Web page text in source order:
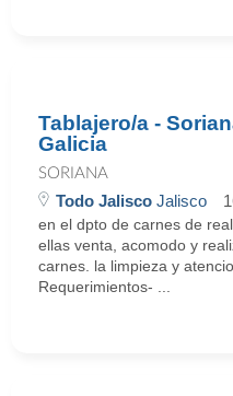
Tablajero/a -
Galicia
SORIANA
Todo Jalisco Jalisco
en el dpto de carnes de
ellas venta, acomodo y
carnes. la limpieza y
Requerimientos- ...